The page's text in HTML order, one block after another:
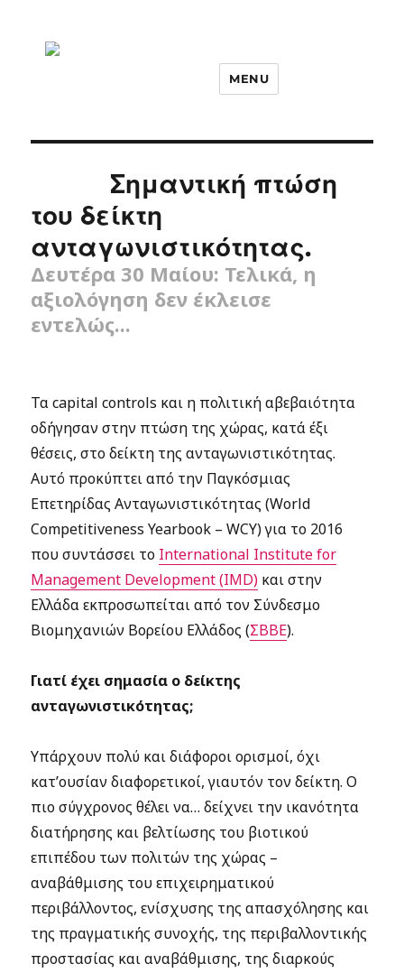
MENU
Σημαντική πτώση
του δείκτη
ανταγωνιστικότητας.
Δευτέρα 30 Μαίου: Τελικά, η
αξιολόγηση δεν έκλεισε
εντελώς...
Τα capital controls και η πολιτική αβεβαιότητα
οδήγησαν στην πτώση της χώρας, κατά έξι
θέσεις, στο δείκτη της ανταγωνιστικότητας.
Αυτό προκύπτει από την Παγκόσμιας
Επετηρίδας Ανταγωνιστικότητας (World
Competitiveness Yearbook – WCY) για το 2016
που συντάσσει το International Institute for
Management Development (IMD) και στην
Ελλάδα εκπροσωπείται από τον Σύνδεσμο
Βιομηχανιών Βορείου Ελλάδος (ΣΒΒΕ).
Γιατί έχει σημασία ο δείκτης
ανταγωνιστικότητας;
Υπάρχουν πολύ και διάφοροι ορισμοί, όχι
κατ’ουσίαν διαφορετικοί, γιαυτόν τον δείκτη. Ο
πιο σύγχρονος θέλει να… δείχνει την ικανότητα
διατήρησης και βελτίωσης του βιοτικού
επιπέδου των πολιτών της χώρας –
αναβάθμισης του επιχειρηματικού
περιβάλλοντος, ενίσχυσης της απασχόλησης και
της πραγματικής συνοχής, της περιβαλλοντικής
προστασίας και αναβάθμισης, της διαρκούς